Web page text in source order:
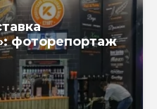
фоторепортаж